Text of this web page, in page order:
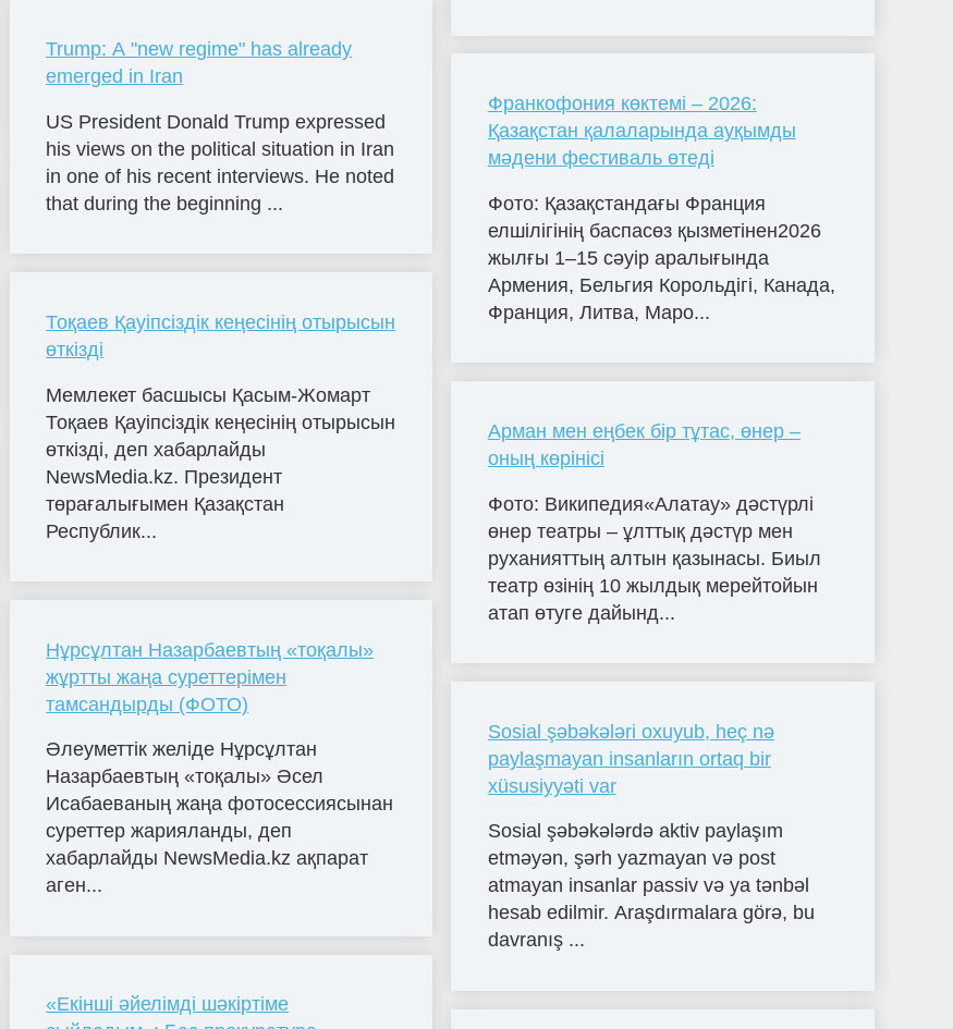
Trump: A "new regime" has already
emerged in Iran
US President Donald Trump expressed
his views on the political situation in Iran
in one of his recent interviews. He noted
that during the beginning ...
Тоқаев Қауіпсіздік кеңесінің отырысын
өткізді
Мемлекет басшысы Қаcым-Жомарт
Тоқаев Қауіпсіздік кеңесінің отырысын
өткізді, деп хабарлайды
NewsMedia.kz. Президент
төрағалығымен Қазақстан
Республик...
Нұрсұлтан Назарбаевтың «тоқалы»
жұртты жаңа суреттерімен
тамсандырды (ФОТО)
Әлеуметтік желіде Нұрсұлтан
Назарбаевтың «тоқалы» Әсел
Исабаеваның жаңа фотосессиясынан
суреттер жарияланды, деп
хабарлайды NewsMedia.kz ақпарат
аген...
«Екінші әйелімді шәкіртіме
Франкофония көктемі – 2026:
Қазақстан қалаларында ауқымды
мәдени фестиваль өтеді
Фото: Қазақстандағы Франция
елшілігінің баспасөз қызметінен2026
жылғы 1–15 сәуір аралығында
Армения, Бельгия Корольдігі, Канада,
Франция, Литва, Маро...
Арман мен еңбек бір тұтас, өнер –
оның көрінісі
Фото: Википедия«Алатау» дәстүрлі
өнер театры – ұлттық дәстүр мен
руханияттың алтын қазынасы. Биыл
театр өзінің 10 жылдық мерейтойын
атап өтуге дайынд...
Sosial şəbəkələri oxuyub, heç nə
paylaşmayan insanların ortaq bir
xüsusiyyəti var
Sosial şəbəkələrdə aktiv paylaşım
etməyən, şərh yazmayan və post
atmayan insanlar passiv və ya tənbəl
hesab edilmir. Araşdırmalara görə, bu
davranış ...